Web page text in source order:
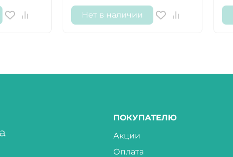
Нет в наличии
ПОКУПАТЕЛЮ
Акции
Оплата